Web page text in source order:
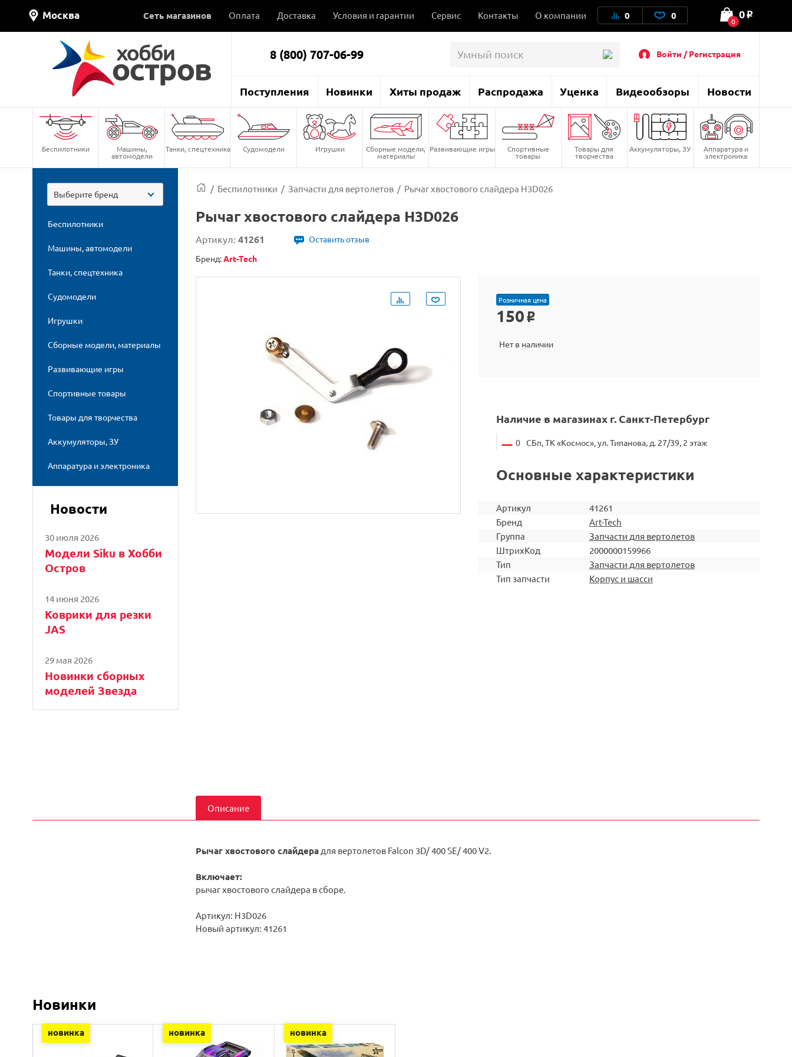
Москва Сеть магазинов Оплата Доставка Условия и гарантии Сервис Контакты О компании 0 0 0
0 o
8 (800) 707-06-99 Войти / Регистрация
Поступления Новинки Хиты продаж Распродажа Уценка Видеообзоры Новости
Беспилотники Машины,
автомодели
Танки, спецтехника Судомодели Игрушки Сборные модели,
материалы
Развивающие игры Спортивные
товары
Товары для
творчества
Аккумуляторы, ЗУ Аппаратура и
электроника
Выберите бренд
Беспилотники
Машины, автомодели
Танки, спецтехника
Судомодели
Игрушки
Сборные модели, материалы
Развивающие игры
Спортивные товары
Товары для творчества
Аккумуляторы, ЗУ
Аппаратура и электроника
Новости
30 июля 2026
Модели Siku в Хобби
Остров
14 июня 2026
Коврики для резки
JAS
29 мая 2026
Новинки сборных
моделей Звезда
/ Беспилотники / Запчасти для вертолетов / Рычаг хвостового слайдера H3D026
Рычаг хвостового слайдера H3D026
Артикул: 41261
Оставить отзыв
Бренд:Art-Tech
Розничная цена
150 o
Нет в наличии
Наличие в магазинах г. Санкт-Петербург
0 СБп, ТК «Космос», ул. Типанова, д. 27/39, 2 этаж
Основные характеристики
Артикул
41261
Бренд
Art-Tech
Группа
Запчасти для вертолетов
ШтрихКод
2000000159966
Тип
Запчасти для вертолетов
Тип запчасти
Корпус и шасси
Описание
Рычаг хвостового слайдерадля вертолетов Falcon 3D/ 400 SE/ 400 V2.
Включает:
рычаг хвостового слайдера в сборе.
Артикул: H3D026
Новый артикул: 41261
Новинки
новинка новинка новинка